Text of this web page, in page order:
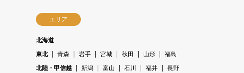
エリア
北海道
東北
青森 岩手 宮城 秋田 山形
福島
北陸・甲信越
新潟 富山 石川 福井
長野